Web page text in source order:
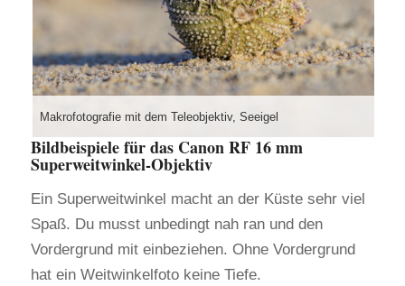
Makrofotografie mit dem Teleobjektiv, Seeigel
Bildbeispiele für das Canon RF 16 mm
Superweitwinkel-Objektiv
Ein Superweitwinkel macht an der Küste sehr viel
Spaß. Du musst unbedingt nah ran und den
Vordergrund mit einbeziehen. Ohne Vordergrund
hat ein Weitwinkelfoto keine Tiefe.